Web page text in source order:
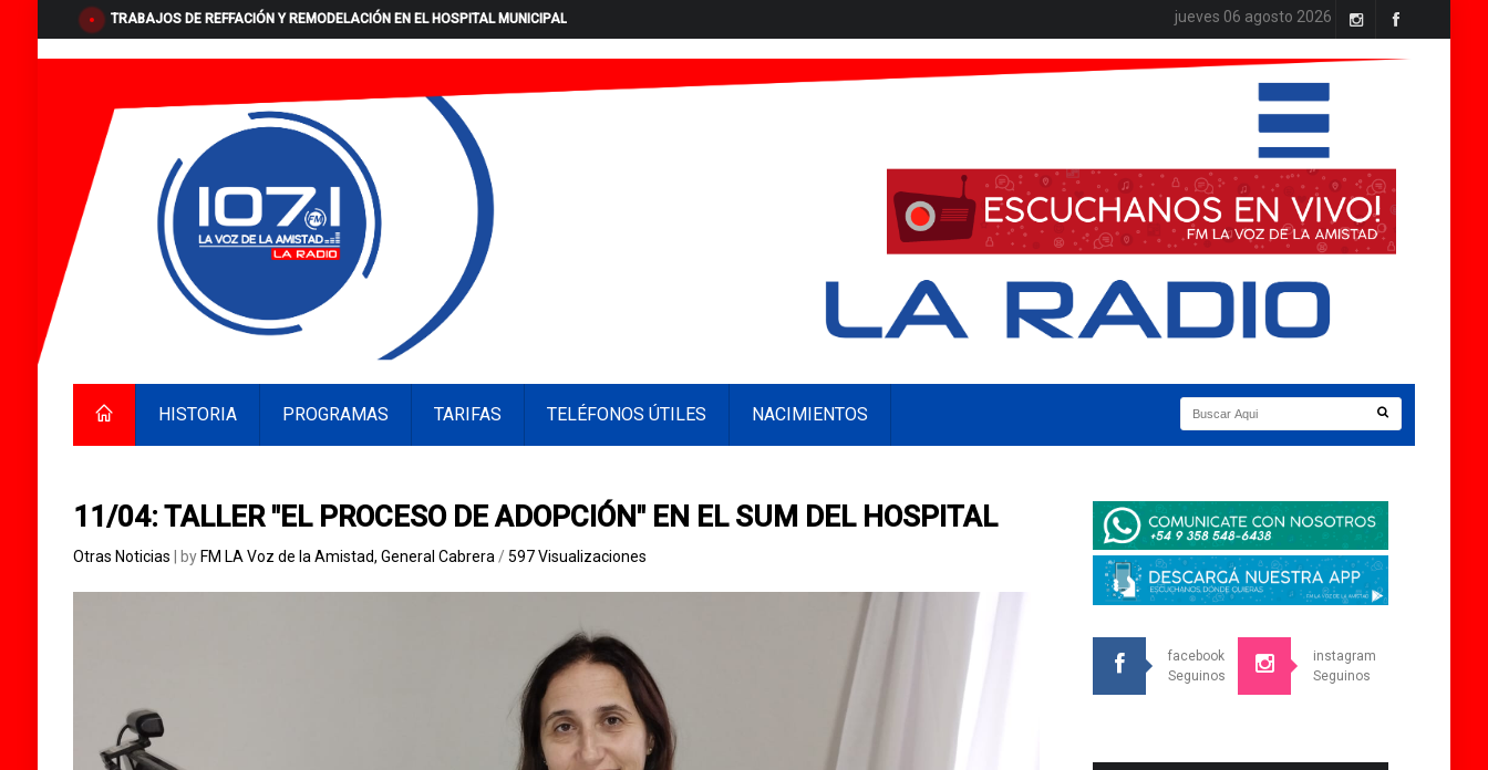
TRABAJOS DE REFFACIÓN Y REMODELACIÓN EN EL HOSPITAL MUNICIPAL jueves 06 agosto 2026
HISTORIA PROGRAMAS TARIFAS TELÉFONOS ÚTILES NACIMIENTOS
11/04: TALLER "EL PROCESO DE ADOPCIÓN" EN EL SUM DEL HOSPITAL
Otras Noticias | by FM LA Voz de la Amistad, General Cabrera /597 Visualizaciones
facebook
Seguinos
instagram
Seguinos